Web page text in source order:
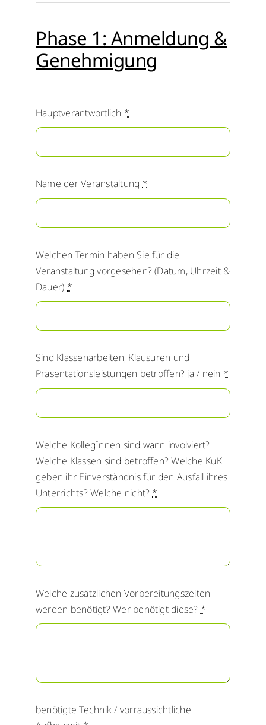
Phase 1: Anmeldung &
Genehmigung
Hauptverantwortlich *
Name der Veranstaltung*
Welchen Termin haben Sie für die
Veranstaltung vorgesehen? (Datum, Uhrzeit &
Dauer) *
Sind Klassenarbeiten, Klausuren und
Präsentationsleistungen betroffen? ja / nein *
Welche KollegInnen sind wann involviert?
Welche Klassen sind betroffen? Welche KuK
geben ihr Einverständnis für den Ausfall ihres
Unterrichts? Welche nicht? *
Welche zusätzlichen Vorbereitungszeiten
werden benötigt? Wer benötigt diese? *
benötigte Technik / vorraussichtliche